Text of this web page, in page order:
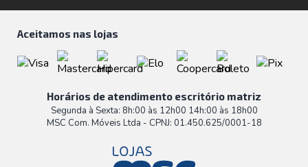
Aceitamos nas lojas
Horários de atendimento escritório matriz
Segunda à Sexta: 8h:00 às 12h00 14h:00 às 18h00
MSC Com. Móveis Ltda - CPNJ: 01.450.625/0001-18